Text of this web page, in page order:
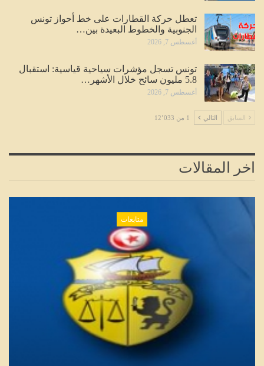
تعطل حركة القطارات على خط أحواز تونس
الجنوبية والخطوط البعيدة بين…
أغسطس 7, 2026
تونس تسجل مؤشرات سياحية قياسية: استقبال
5.8 مليون سائح خلال الأشهر…
أغسطس 7, 2026
السابق التالي 1 من 12٬033
اخر المقالات
متابعات